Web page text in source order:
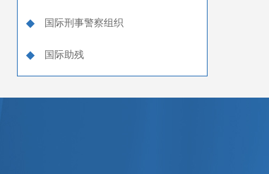
国际刑事警察组织
国际助残